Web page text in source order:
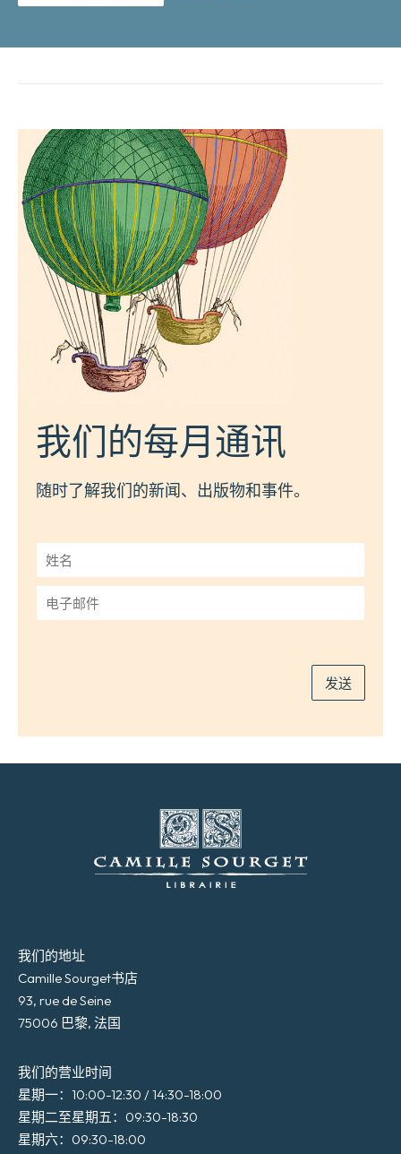
我们的每月通讯
随时了解我们的新闻、出版物和事件。
姓
名
*
子
发送
我们的地址
Camille Sourget书店
93, rue de Seine
75006 巴黎, 法国
我们的营业时间
星期一：10:00-12:30 / 14:30-18:00
星期二至星期五：09:30-18:30
星期六：09:30-18:00